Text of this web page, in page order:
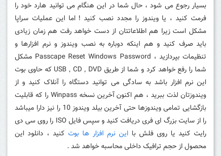
بسیار رجوع می شود ، حال شما در این هنگام می توانید هارد خود را
فرمت کنید ، یا ویندوز را مجدد نصب کنید ! اما این عملیات سراپا
مشکل است زیرا هم اطلاعاتتان از دست خواهد رفت هم زمان زیادی
باید صرف کنید و هم اینکه دوباره به نصب ویندوز و نرم افزارها و
تنظیمات بپردازید ، Passcape Reset Windows Password مشکل
شما را رفع خواهد کرد و شما از طریق USB , CD , DVD که حاوی بوت
این نرم افزار باشد به سادگی می توانید دستگاه را آنلاک کنید و از
ویندوزتان لذت ببرید ، هم اکنون آخرین نسخه Winpass را که قابلیت
بازگشایی تمامی ویندوزها حتی آخرین بیلد ویندوز 10 را نیز دارا میباشد
را از سایت بزرگ ای فری دریافت کنید و سپس فایل ISO را روی سی دی
رایت کنید یا روی فلش با این نرم افزار ها بوت کنید ، دانلود این
محصول از حجم ترافیک داخلی محاسبه خواهد شد .